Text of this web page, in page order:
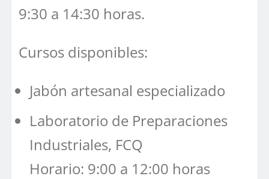
9:30 a 14:30 horas.
Cursos disponibles:
Jabón artesanal especializado
Laboratorio de Preparaciones
Industriales, FCQ
Horario: 9:00 a 12:00 horas